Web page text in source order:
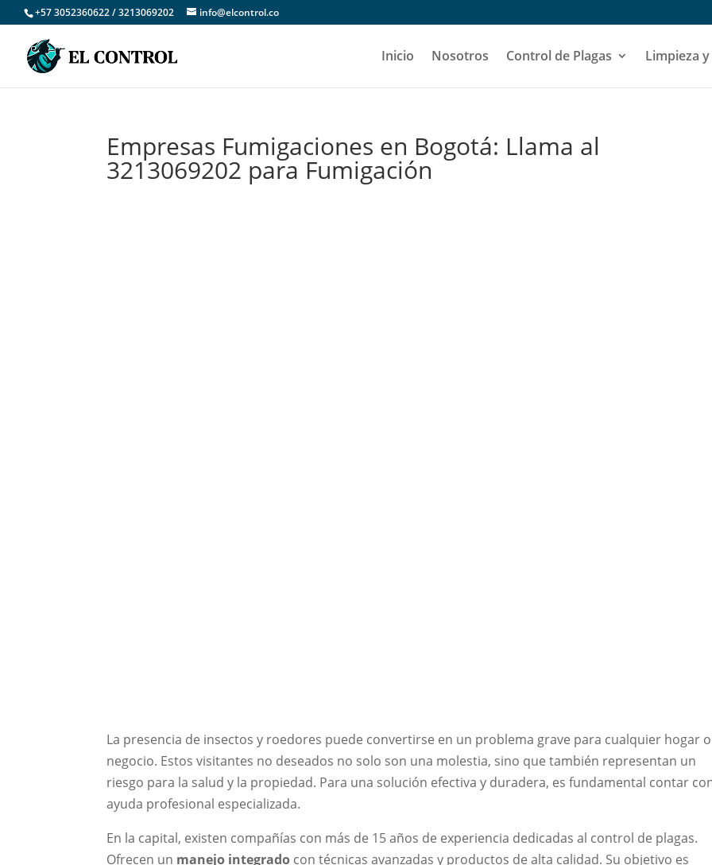
+57 3052360622 / 3213069202 info@elcontrol.co
Inicio Nosotros Control de Plagas Limpieza
Empresas Fumigaciones en Bogotá: Llama al
3213069202 para Fumigación
La presencia de insectos y roedores puede convertirse en un problema grave para cualquier hogar o
negocio. Estos visitantes no deseados no solo son una molestia, sino que también representan un
riesgo para la salud y la propiedad. Para una solución efectiva y duradera, es fundamental contar
ayuda profesional especializada.
En la capital, existen compañías con más de 15 años de experiencia dedicadas al control de plagas.
Ofrecen un manejo integrado con técnicas avanzadas y productos de alta calidad. Su objetivo es